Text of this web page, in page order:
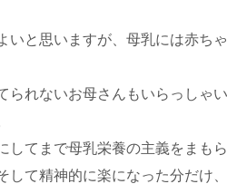
と思いますが、母乳には赤ち
れないお母さんもいらっしゃ
てまで母乳栄養の主義をまも
て精神的に楽になった分だけ